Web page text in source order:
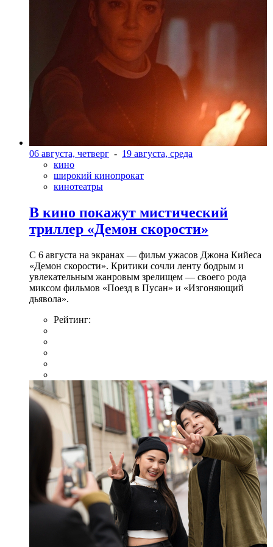
06 августа, четверг - 19 августа, среда
кино
широкий кинопрокат
кинотеатры
В кино покажут мистический
триллер «Демон скорости»
С 6 августа на экранах — фильм ужасов Джона Кийеса
«Демон скорости». Критики сочли ленту бодрым и
увлекательным жанровым зрелищeм — своего рода
миксом фильмов «Поезд в Пусан» и «Изгоняющий
дьявола».
Рейтинг: